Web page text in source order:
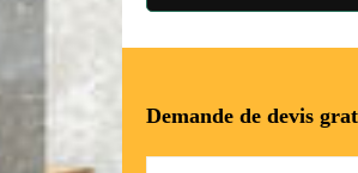
Demande de devis